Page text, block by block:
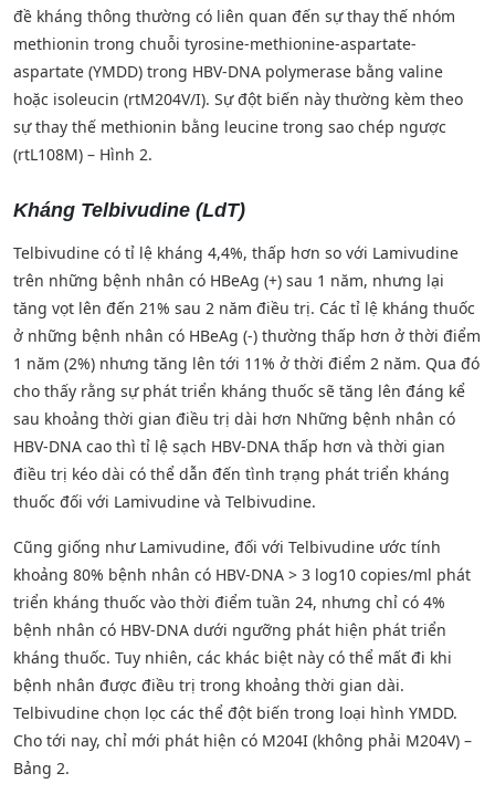
đề kháng thông thường có liên quan đến sự thay thế nhóm
methionin trong chuỗi tyrosine-methionine-aspartate-
aspartate (YMDD) trong HBV-DNA polymerase bằng valine
hoặc isoleucin (rtM204V/I). Sự đột biến này thường kèm theo
sự thay thế methionin bằng leucine trong sao chép ngược
(rtL108M) – Hình 2.
Kháng Telbivudine (LdT)
Telbivudine có tỉ lệ kháng 4,4%, thấp hơn so với Lamivudine
trên những bệnh nhân có HBeAg (+) sau 1 năm, nhưng lại
tăng vọt lên đến 21% sau 2 năm điều trị. Các tỉ lệ kháng thuốc
ở những bệnh nhân có HBeAg (-) thường thấp hơn ở thời điểm
1 năm (2%) nhưng tăng lên tới 11% ở thời điểm 2 năm. Qua đó
cho thấy rằng sự phát triển kháng thuốc sẽ tăng lên đáng kể
sau khoảng thời gian điều trị dài hơn Những bệnh nhân có
HBV-DNA cao thì tỉ lệ sạch HBV-DNA thấp hơn và thời gian
điều trị kéo dài có thể dẫn đến tình trạng phát triển kháng
thuốc đối với Lamivudine và Telbivudine.
Cũng giống như Lamivudine, đối với Telbivudine ước tính
khoảng 80% bệnh nhân có HBV-DNA > 3 log10 copies/ml phát
triển kháng thuốc vào thời điểm tuần 24, nhưng chỉ có 4%
bệnh nhân có HBV-DNA dưới ngưỡng phát hiện phát triển
kháng thuốc. Tuy nhiên, các khác biệt này có thể mất đi khi
bệnh nhân được điều trị trong khoảng thời gian dài.
Telbivudine chọn lọc các thể đột biến trong loại hình YMDD.
Cho tới nay, chỉ mới phát hiện có M204I (không phải M204V) –
Bảng 2.